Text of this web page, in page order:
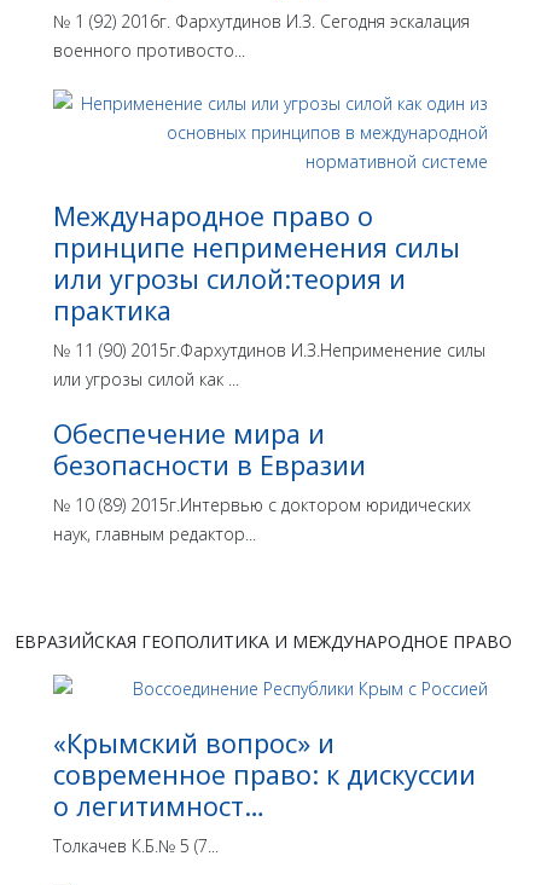
№ 1 (92) 2016г. Фархутдинов И.З. Сегодня эскалация
военного противосто...
Международное право о
принципе неприменения силы
или угрозы силой:теория и
практика
№ 11 (90) 2015г.Фархутдинов И.З.Неприменение силы
или угрозы силой как ...
Обеспечение мира и
безопасности в Евразии
№ 10 (89) 2015г.Интервью с доктором юридических
наук, главным редактор...
ЕВРАЗИЙСКАЯ ГЕОПОЛИТИКА И МЕЖДУНАРОДНОЕ ПРАВО
«Крымский вопрос» и
современное право: к дискуссии
о легитимност…
Толкачев К.Б.№ 5 (7...